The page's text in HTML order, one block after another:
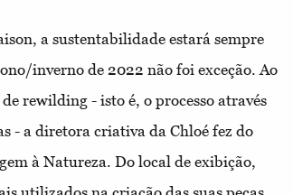
a sustentabilidade estará sempre
inverno de 2022 não foi exceção. Ao
rewilding - isto é, o processo através
- a diretora criativa da Chloé fez do
à Natureza. Do local de exibição,